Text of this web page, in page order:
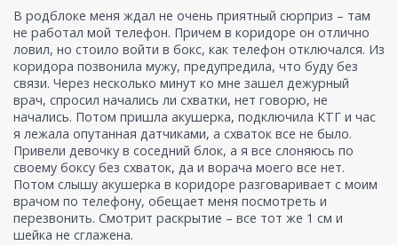
В родблоке меня ждал не очень приятный сюрприз – там
не работал мой телефон. Причем в коридоре он отлично
ловил, но стоило войти в бокс, как телефон отключался. Из
коридора позвонила мужу, предупредила, что буду без
связи. Через несколько минут ко мне зашел дежурный
врач, спросил начались ли схватки, нет говорю, не
начались. Потом пришла акушерка, подключила КТГ и час
я лежала опутанная датчиками, а схваток все не было.
Привели девочку в соседний блок, а я все слоняюсь по
своему боксу без схваток, да и ворача моего все нет.
Потом слышу акушерка в коридоре разговаривает с моим
врачом по телефону, обещает меня посмотреть и
перезвонить. Смотрит раскрытие – все тот же 1 см и
шейка не сглажена.